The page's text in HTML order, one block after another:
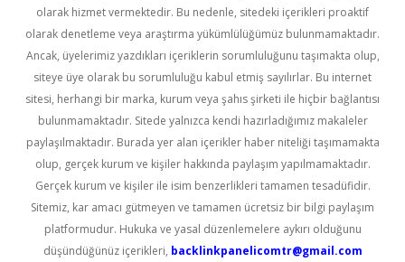
olarak hizmet vermektedir. Bu nedenle, sitedeki içerikleri proaktif
olarak denetleme veya araştırma yükümlülüğümüz bulunmamaktadır.
Ancak, üyelerimiz yazdıkları içeriklerin sorumluluğunu taşımakta olup,
siteye üye olarak bu sorumluluğu kabul etmiş sayılırlar. Bu internet
sitesi, herhangi bir marka, kurum veya şahıs şirketi ile hiçbir bağlantısı
bulunmamaktadır. Sitede yalnızca kendi hazırladığımız makaleler
paylaşılmaktadır. Burada yer alan içerikler haber niteliği taşımamakta
olup, gerçek kurum ve kişiler hakkında paylaşım yapılmamaktadır.
Gerçek kurum ve kişiler ile isim benzerlikleri tamamen tesadüfidir.
Sitemiz, kar amacı gütmeyen ve tamamen ücretsiz bir bilgi paylaşım
platformudur. Hukuka ve yasal düzenlemelere aykırı olduğunu
düşündüğünüz içerikleri, backlinkpanelicomtr@gmail.com